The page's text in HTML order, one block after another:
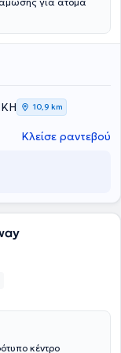
10,9 km
Κλείσε ραντεβού
κέντρο